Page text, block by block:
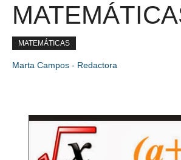
MATEMÁTICAS
Marta Campos - Redactora